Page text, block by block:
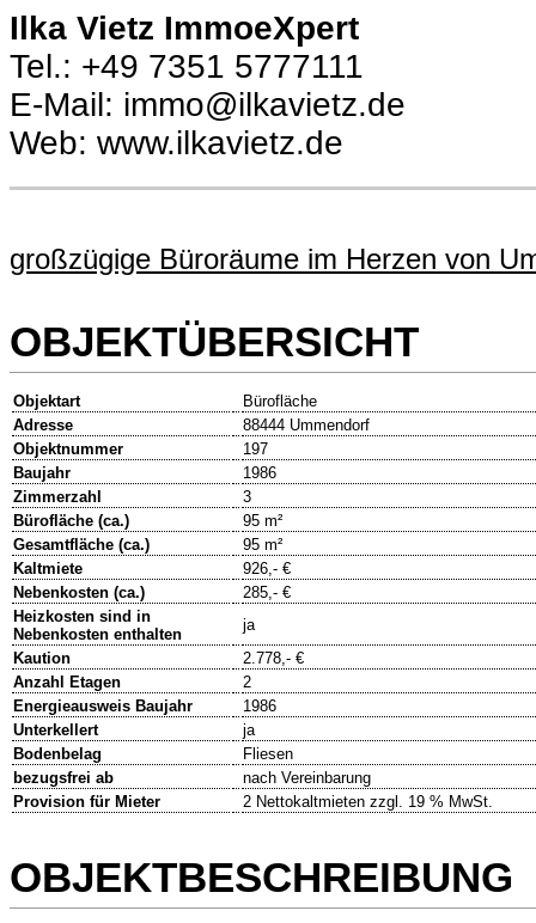
Ilka Vietz ImmoeXpert
Tel.: +49 7351 5777111
E-Mail: immo@ilkavietz.de
Web: www.ilkavietz.de
großzügige Büroräume im Herzen von
OBJEKTÜBERSICHT
Objektart
Bürofläche
Adresse
88444 Ummendorf
Objektnummer
197
Baujahr
1986
Zimmerzahl
3
Bürofläche (ca.)
95 m²
Gesamtfläche (ca.)
95 m²
Kaltmiete
926,- €
Nebenkosten (ca.)
285,- €
Heizkosten sind in
Nebenkosten enthalten
ja
Kaution
2.778,- €
Anzahl Etagen
2
Energieausweis Baujahr
1986
Unterkellert
ja
Bodenbelag
Fliesen
bezugsfrei ab
nach Vereinbarung
Provision für Mieter
2 Nettokaltmieten zzgl. 19 % MwSt.
OBJEKTBESCHREIBUNG